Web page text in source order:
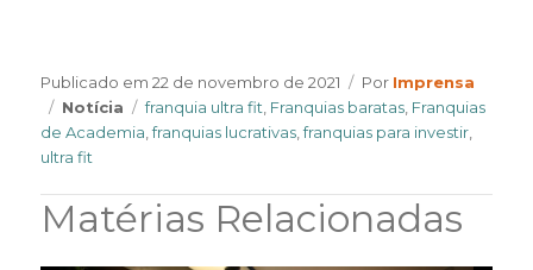
Publicado em22 de novembro de 2021 Por Author
Imprensa
Categories
Notícia Tags
franquia ultra fit Franquias baratas Franquias
de Academia ,franquias lucrativas ,franquias para investir
ultra fit
Matérias Relacionadas